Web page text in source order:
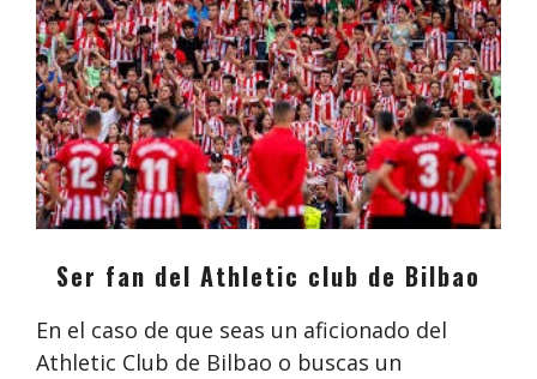
Ser fan del Athletic club de Bilbao
En el caso de que seas un aficionado del
Athletic Club de Bilbao o buscas un